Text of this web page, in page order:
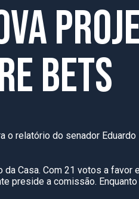
bets
relatório do senador Eduardo
Casa. Com 21 votos a favor
preside a comissão. Enquanto